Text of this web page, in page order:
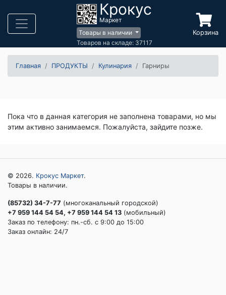
Крокус
Маркет
Товары в наличии
Товаров на складе: 37117
Корзина
Главная ПРОДУКТЫ Кулинария Гарниры
Пока что в данная категория не заполнена товарами, но мы
этим активно занимаемся. Пожалуйста, зайдите позже.
© 2026. Крокус Маркет.
Товары в наличии.
(85732) 34-7-77 (многоканальный городской)
+7 959 144 54 54, +7 959 144 54 13 (мобильный)
Заказ по телефону: пн.-сб. c 9:00 до 15:00
Заказ онлайн: 24/7